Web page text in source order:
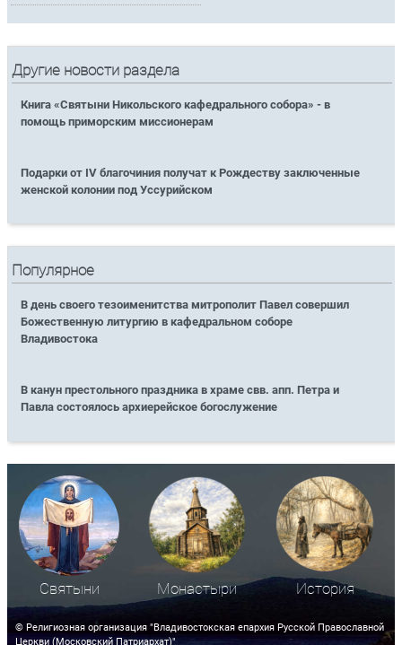
Другие новости раздела
Книга «Святыни Никольского кафедрального собора» - в
помощь приморским миссионерам
Подарки от IV благочиния получат к Рождеству заключенные
женской колонии под Уссурийском
Популярное
В день своего тезоименитства митрополит Павел совершил
Божественную литургию в кафедральном соборе
Владивостока
В канун престольного праздника в храме свв. апп. Петра и
Павла состоялось архиерейское богослужение
Святыни Монастыри История
© Религиозная организация "Владивостокская епархия Русской Православной
Церкви (Московский Патриархат)"